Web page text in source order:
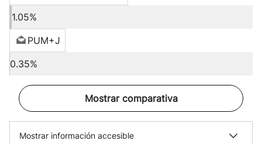
1.05%
PUM+J
0.35%
Mostrar comparativa
Mostrar información accesible